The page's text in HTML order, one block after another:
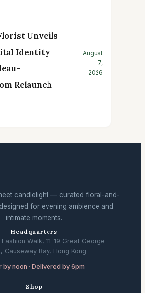
Unveils
Identity
Relaunch
August
7,
2026
candlelight — curated floral-and-
for evening ambience and
intimate moments.
Headquarters
Fashion Walk, 11-19 Great George
Causeway Bay, Hong Kong
by noon · Delivered by 6pm
Shop